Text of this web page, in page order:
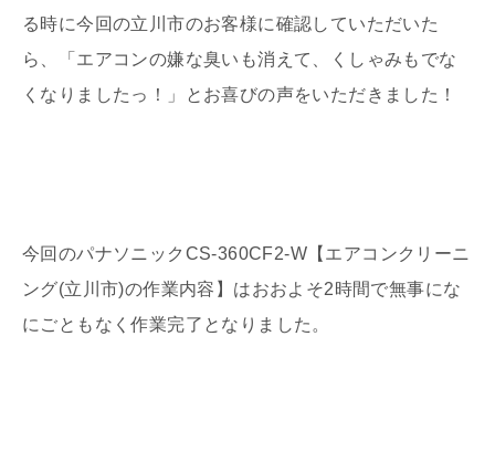
る時に今回の立川市のお客様に確認していただいた
ら、「エアコンの嫌な臭いも消えて、くしゃみもでな
くなりましたっ！」とお喜びの声をいただきました！
今回のパナソニックCS-360CF2-W【エアコンクリーニ
ング(立川市)の作業内容】はおおよそ2時間で無事にな
にごともなく作業完了となりました。